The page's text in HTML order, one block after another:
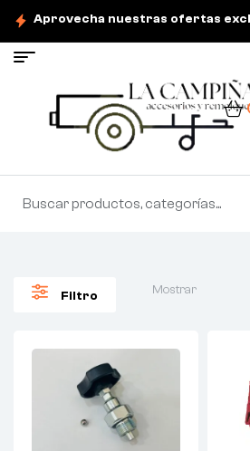
Aprovecha nuestras ofertas
Filtro Mostrar